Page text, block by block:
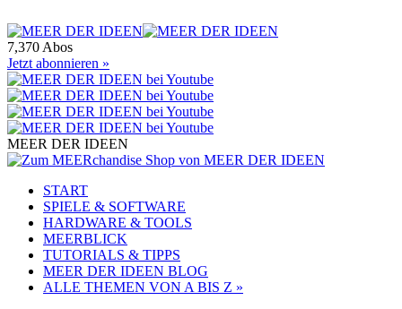
7,370 Abos
Jetzt abonnieren »
MEER DER IDEEN
START
SPIELE & SOFTWARE
HARDWARE & TOOLS
MEERBLICK
TUTORIALS & TIPPS
MEER DER IDEEN BLOG
ALLE THEMEN VON A BIS Z »